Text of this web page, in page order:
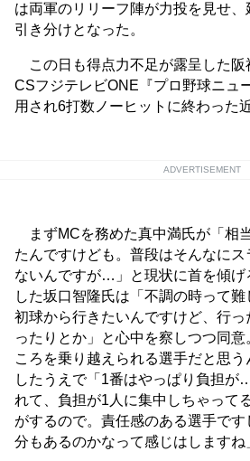
は両軍のリリーフ陣が力投を見せ、
引き分けとなった。
この日も得点力不足が露呈した阪
CSフジテレビONE『プロ野球ニュ
用され6打数ノーヒットに終わった
ADVERTISEMENT
まずMCを務めた真中満氏が「相
たんですけども。普段はそんなに
ないんですが…」と現状に首を傾げ
した坂口智隆氏は「不調の時って難
初球から行きたいんですけど、行っ
ったりとか」と心中を察しつつ同
ころを乗り越えられる選手だと思
したうえで「1番はやっぱり負担が
れて、負担が1人に集中しちゃって
がするので。責任感のある選手で
分もあるのかなって感じはしますね